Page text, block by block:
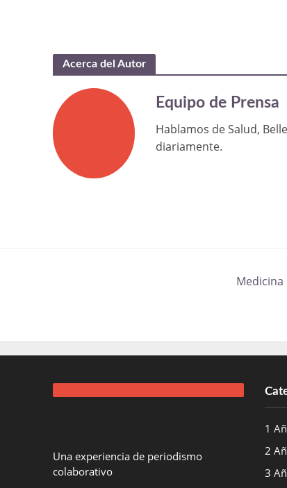
Acerca del Autor
Equipo de Prensa
Hablamos de Salud,
diariamente.
Una experiencia de periodismo
colaborativo
1
2
3